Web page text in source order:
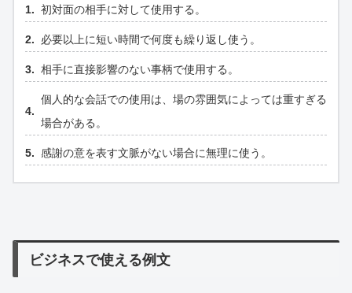
初対面の相手に対して使用する。
必要以上に短い時間で何度も繰り返し使う。
相手に直接影響のない事柄で使用する。
個人的な会話での使用は、場の雰囲気によっては重すぎる
場合がある。
感謝の意を表す文脈がない場合に無理に使う。
ビジネスで使える例文